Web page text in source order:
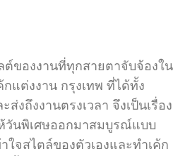
ต์ของงานที่ทุกสายตาจับจ้องใน
กแต่งงาน กรุงเทพ ที่ได้ทั้ง
งถึงงานตรงเวลา จึงเป็นเรื่อง
วันพิเศษออกมาสมบูรณ์แบบ
จสไตล์ของตัวเองและทำเค้ก